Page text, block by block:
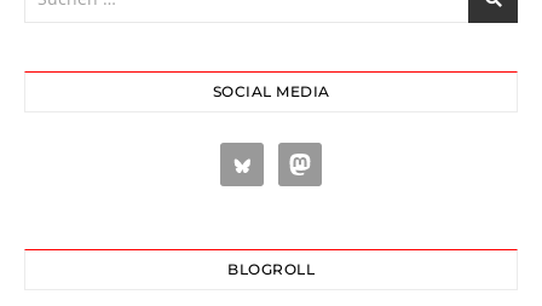
SOCIAL MEDIA
BLOGROLL